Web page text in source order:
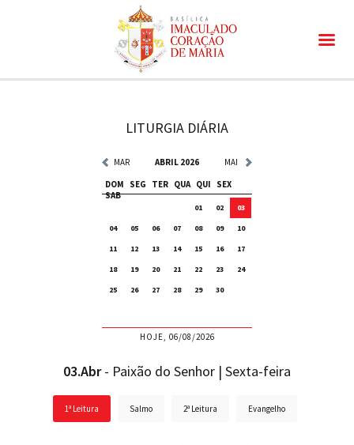
LITURGIA DIÁRIA
MAR ABRIL 2026
MAI
DOM
SEG TER QUA QUI
SEX
SAB
01 02
03
04
05 06 07 08 09
10
11
12 13 14 15 16
17
18
19 20 21 22 23
24
25
26 27 28 29 30
HOJE, 06/08/2026
03.Abr- Paixão do Senhor | Sexta-feira
1ª Leitura Salmo 2ª Leitura Evangelho